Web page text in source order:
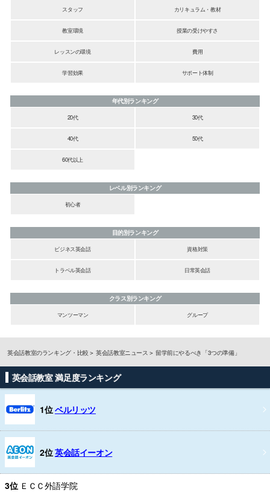
スタッフ カリキュラム・教材
教室環境 授業の受けやすさ
レッスンの環境 費用
学習効果 サポート体制
年代別ランキング
20代
30代
40代 50代
60代以上
レベル別ランキング
初心者
目的別ランキング
ビジネス英会話
資格対策
トラベル英会話 日常英会話
クラス別ランキング
マンツーマン
グループ
英会話教室のランキング・比較 英会話教室ニュース 留学前にやるべき「3つの準備」
英会話教室 満足度ランキング
1位ベルリッツ
2位英会話イーオン
3位 ＥＣＣ外語学院